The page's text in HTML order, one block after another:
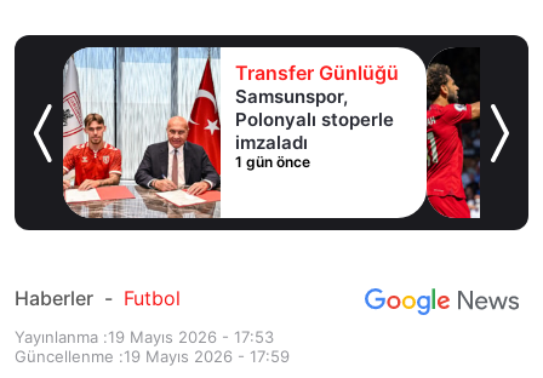
Transfer Günlüğü
Samsunspor,
Polonyalı stoperle
imzaladı
1 gün önce
Haberler - Futbol
Yayınlanma :19 Mayıs 2026 - 17:53
Güncellenme :19 Mayıs 2026 - 17:59